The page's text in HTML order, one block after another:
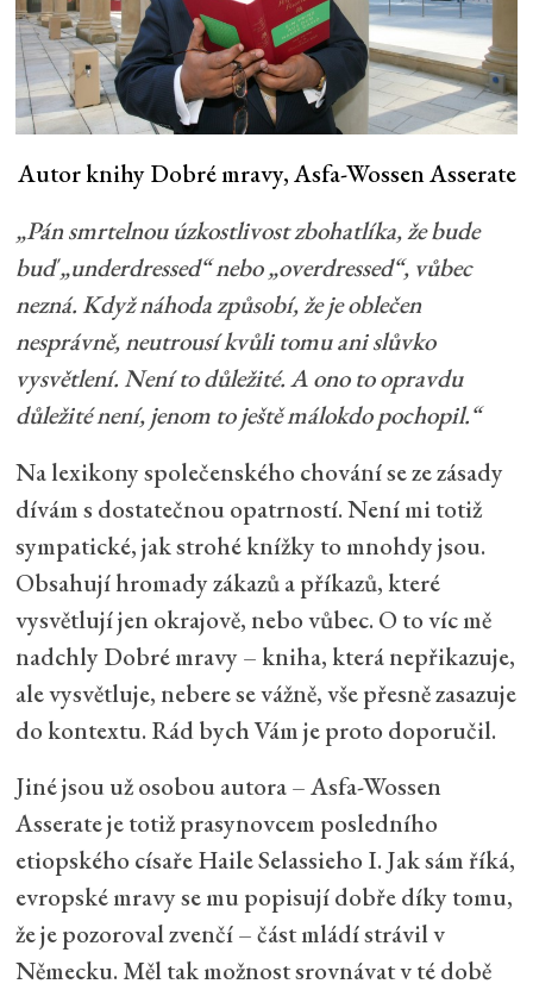
Autor knihy Dobré mravy, Asfa-Wossen Asserate
„Pán smrtelnou úzkostlivost zbohatlíka, že bude
buď „underdressed“ nebo „overdressed“, vůbec
nezná. Když náhoda způsobí, že je oblečen
nesprávně, neutrousí kvůli tomu ani slůvko
vysvětlení. Není to důležité. A ono to opravdu
důležité není, jenom to ještě málokdo pochopil.“
Na lexikony společenského chování se ze zásady
dívám s dostatečnou opatrností. Není mi totiž
sympatické, jak strohé knížky to mnohdy jsou.
Obsahují hromady zákazů a příkazů, které
vysvětlují jen okrajově, nebo vůbec. O to víc mě
nadchly Dobré mravy – kniha, která nepřikazuje,
ale vysvětluje, nebere se vážně, vše přesně zasazuje
do kontextu. Rád bych Vám je proto doporučil.
Jiné jsou už osobou autora – Asfa-Wossen
Asserate je totiž prasynovcem posledního
etiopského císaře Haile Selassieho I. Jak sám říká,
evropské mravy se mu popisují dobře díky tomu,
že je pozoroval zvenčí – část mládí strávil v
Německu. Měl tak možnost srovnávat v té době